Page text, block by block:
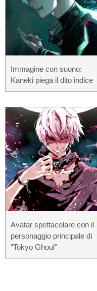
Immagine con suono:
Kaneki piega il dito indice
Avatar spettacolare con il
personaggio principale di
“Tokyo Ghoul”